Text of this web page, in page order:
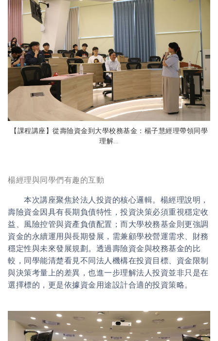
【課程講座】從壽險資金到大學校務基金：楊子慧經理帶領同學
理解...
楊經理與同學們有趣的互動
本次講座聚焦於法人投資的核心邏輯。楊經理說明，
壽險資金因具有長期負債特性，投資決策必須重視穩定收
益、風險控管與資產負債配置；而大學校務基金則更強調
資金的永續運用與長期發展，需兼顧學校營運需求、財務
穩定性與未來發展規劃。透過壽險資金與校務基金的比
較，同學能清楚看見不同法人機構在投資目標、資金限制
與決策考量上的差異，也進一步理解法人投資並非只是在
選擇標的，更是依據資金用途設計合適的投資策略。